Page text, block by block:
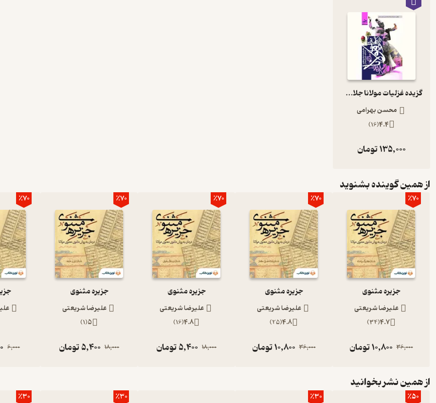
گزیده غزلیات مولانا جلال‌الدین محمد بلخی
محسن بهرامی
4.4
(
16
)
135,000تومان
از همین گوینده بشنوید
٪70
جزیره مثنوی
علیرضا شریعتی
4.7
(
34
)
36,000
10,800تومان
٪70
جزیره مثنوی
علیرضا شریعتی
4.8
(
25
)
36,000
10,800تومان
٪70
جزیره مثنوی
علیرضا شریعتی
4.8
(
16
)
18,000
5,400تومان
٪70
جزیره مثنوی
علیرضا شریعتی
5
(
1
)
18,000
5,400تومان
٪70
6,000
از همین نشر بخوانید
٪50 ٪30 ٪30 ٪30